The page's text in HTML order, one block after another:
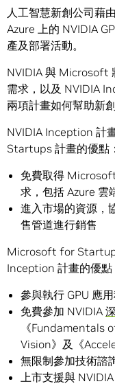
人工智慧新創公司藉
Azure 上的 NVIDIA
產及部署活動。
NVIDIA 與 Microsoft
需求，以及 NVIDIA
兩項計畫如何幫助新
NVIDIA Inception 計
Startups 計畫的優點：
免費取得
求，包括 Azure 雲
進入市場的資源，
售管道進行銷售
Microsoft for
Inception 計畫的優點
參與執行 GPU 應
免費參加 NVIDIA
《Fundamentals
Vision》及《
無限制參加技術諮
上市支援與